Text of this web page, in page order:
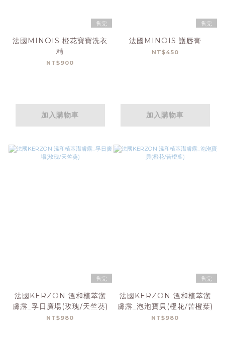
售完
法國MINOIS 橙花寶寶洗衣
精
NT$900
加入購物車
售完
法國MINOIS 護唇膏
NT$450
加入購物車
售完
法國KERZON 溫和植萃潔
膚露_孚日廣場(玫瑰/天竺葵)
NT$980
售完
法國KERZON 溫和植萃潔
膚露_泡泡寶貝(橙花/苦橙葉)
NT$980